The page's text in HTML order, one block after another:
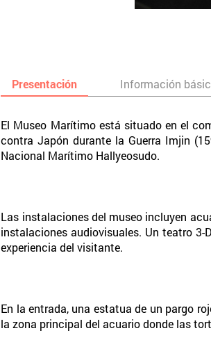
Presentación Información
El Museo Marítimo está situado en el
contra Japón durante la Guerra Imjin
Nacional Marítimo Hallyeosudo.
Las instalaciones del museo incluyen
instalaciones audiovisuales. Un teatro
experiencia del visitante.
En la entrada, una estatua de un pargo
la zona principal del acuario donde las